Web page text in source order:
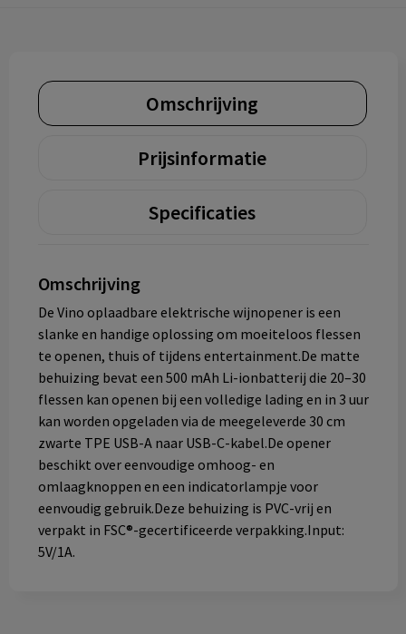
Omschrijving
Prijsinformatie
Specificaties
Omschrijving
De Vino oplaadbare elektrische wijnopener is een
slanke en handige oplossing om moeiteloos flessen
te openen, thuis of tijdens entertainment.De matte
behuizing bevat een 500 mAh Li-ionbatterij die 20–30
flessen kan openen bij een volledige lading en in 3 uur
kan worden opgeladen via de meegeleverde 30 cm
zwarte TPE USB-A naar USB-C-kabel.De opener
beschikt over eenvoudige omhoog- en
omlaagknoppen en een indicatorlampje voor
eenvoudig gebruik.Deze behuizing is PVC-vrij en
verpakt in FSC®-gecertificeerde verpakking.Input:
5V/1A.